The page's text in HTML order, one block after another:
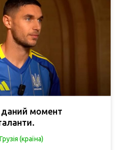
даний момент
Грузія (країна)